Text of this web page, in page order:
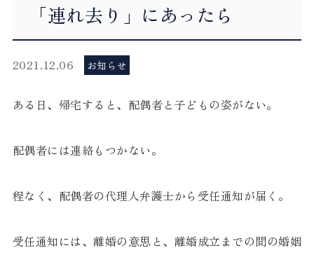
「連れ去り」にあったら
2021.12.06 お知らせ
ある日、帰宅すると、配偶者と子どもの姿がない。
配偶者には連絡もつかない。
程なく、配偶者の代理人弁護士から受任通知が届く。
受任通知には、離婚の意思と、離婚成立までの間の婚姻